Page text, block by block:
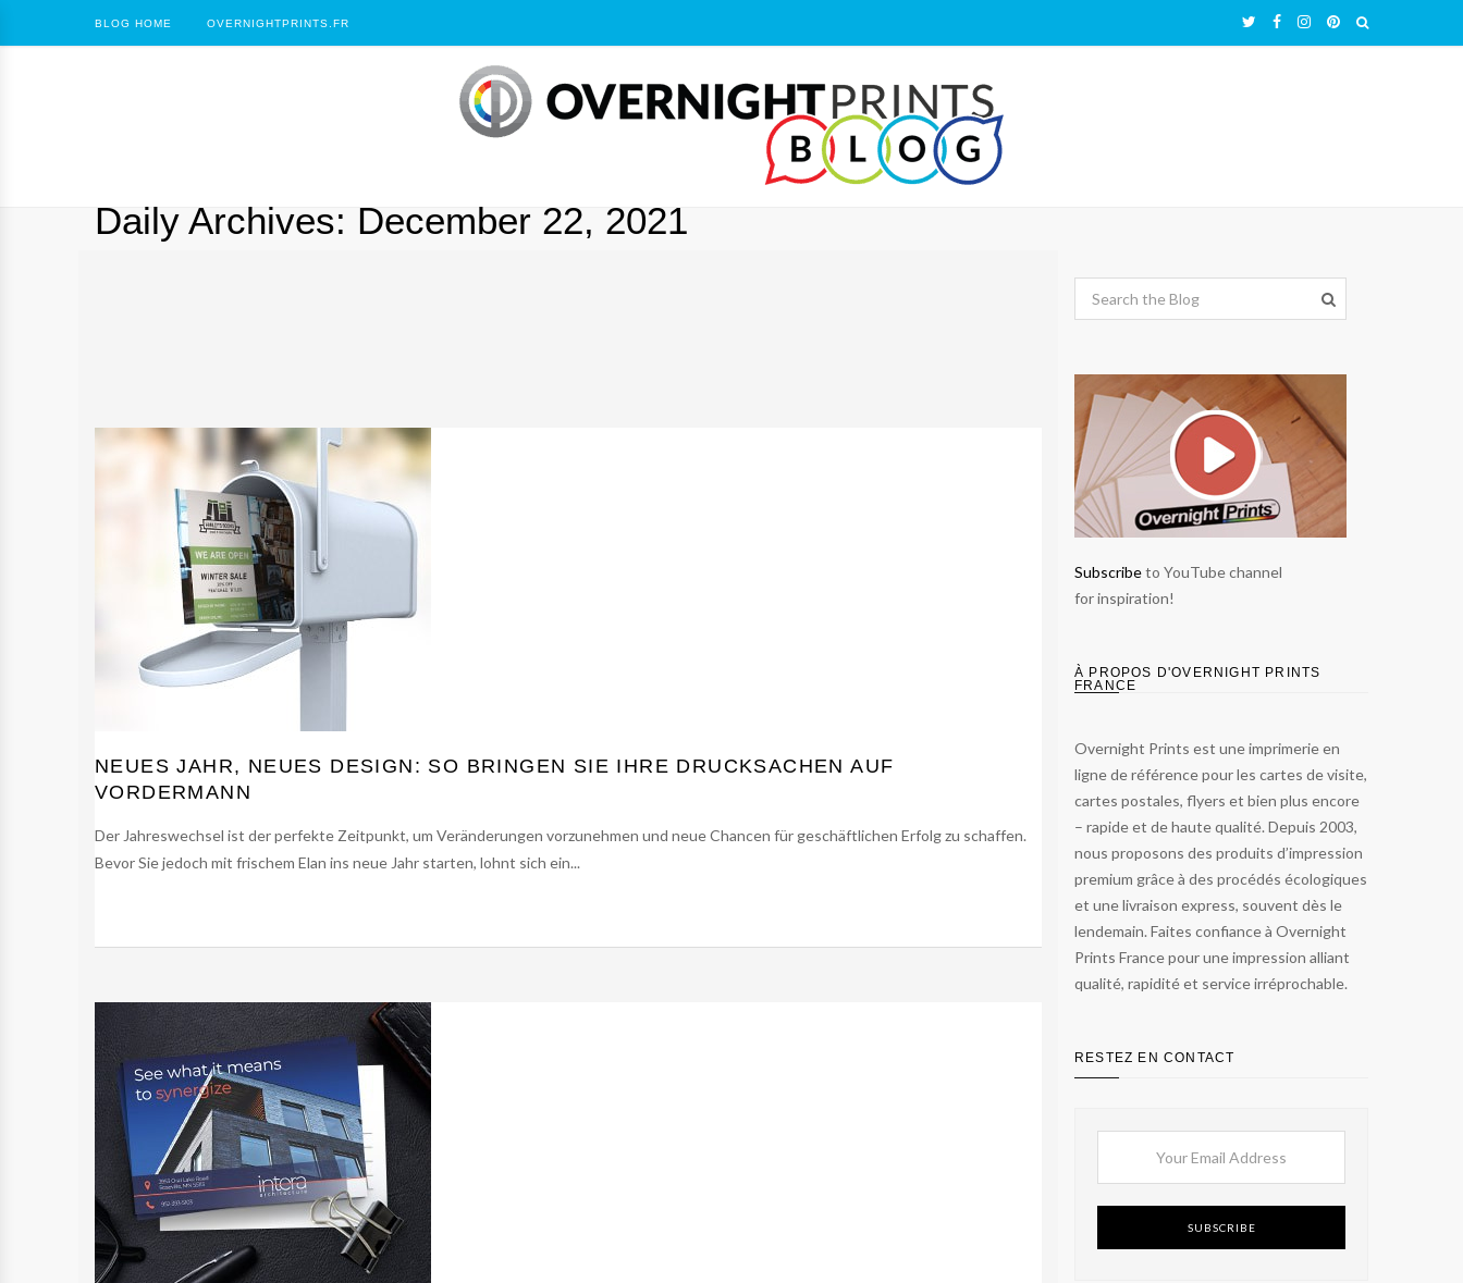
BLOG HOME OVERNIGHTPRINTS.FR
Daily Archives: December 22, 2021
NEUES JAHR, NEUES DESIGN: SO BRINGEN SIE IHRE DRUCKSACHEN AUF
VORDERMANN
Der Jahreswechsel ist der perfekte Zeitpunkt, um Veränderungen vorzunehmen und neue Chancen für geschäftlichen Erfolg zu schaffen.
Bevor Sie jedoch mit frischem Elan ins neue Jahr starten, lohnt sich ein...
Subscribeto YouTube channel
for inspiration!
À PROPOS D'OVERNIGHT PRINTS
FRANCE
Overnight Prints est une imprimerie en
ligne de référence pour les cartes de visite,
cartes postales, flyers et bien plus encore
– rapide et de haute qualité. Depuis 2003,
nous proposons des produits d’impression
premium grâce à des procédés écologiques
et une livraison express, souvent dès le
lendemain. Faites confiance à Overnight
Prints France pour une impression alliant
qualité, rapidité et service irréprochable.
RESTEZ EN CONTACT
SUBSCRIBE